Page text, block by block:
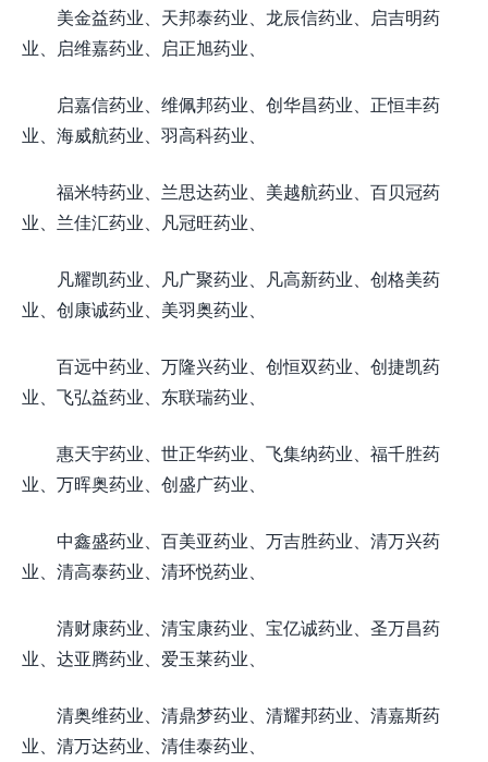
美金益药业、天邦泰药业、龙辰信药业、启吉明药
业、启维嘉药业、启正旭药业、
启嘉信药业、维佩邦药业、创华昌药业、正恒丰药
业、海威航药业、羽高科药业、
福米特药业、兰思达药业、美越航药业、百贝冠药
业、兰佳汇药业、凡冠旺药业、
凡耀凯药业、凡广聚药业、凡高新药业、创格美药
业、创康诚药业、美羽奥药业、
百远中药业、万隆兴药业、创恒双药业、创捷凯药
业、飞弘益药业、东联瑞药业、
惠天宇药业、世正华药业、飞集纳药业、福千胜药
业、万晖奥药业、创盛广药业、
中鑫盛药业、百美亚药业、万吉胜药业、清万兴药
业、清高泰药业、清环悦药业、
清财康药业、清宝康药业、宝亿诚药业、圣万昌药
业、达亚腾药业、爱玉莱药业、
清奥维药业、清鼎梦药业、清耀邦药业、清嘉斯药
业、清万达药业、清佳泰药业、